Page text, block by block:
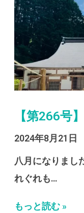
【第266号
2024年8月21日
八月になりまし
れぐれも…
もっと読む »